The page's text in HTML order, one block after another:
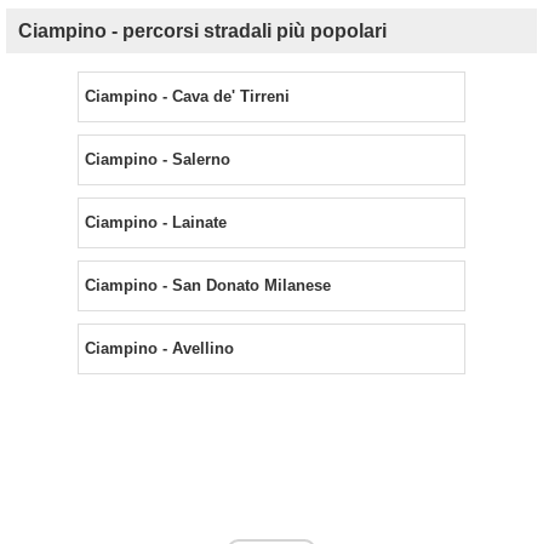
Ciampino - percorsi stradali più popolari
Ciampino - Cava de' Tirreni
Ciampino - Salerno
Ciampino - Lainate
Ciampino - San Donato Milanese
Ciampino - Avellino